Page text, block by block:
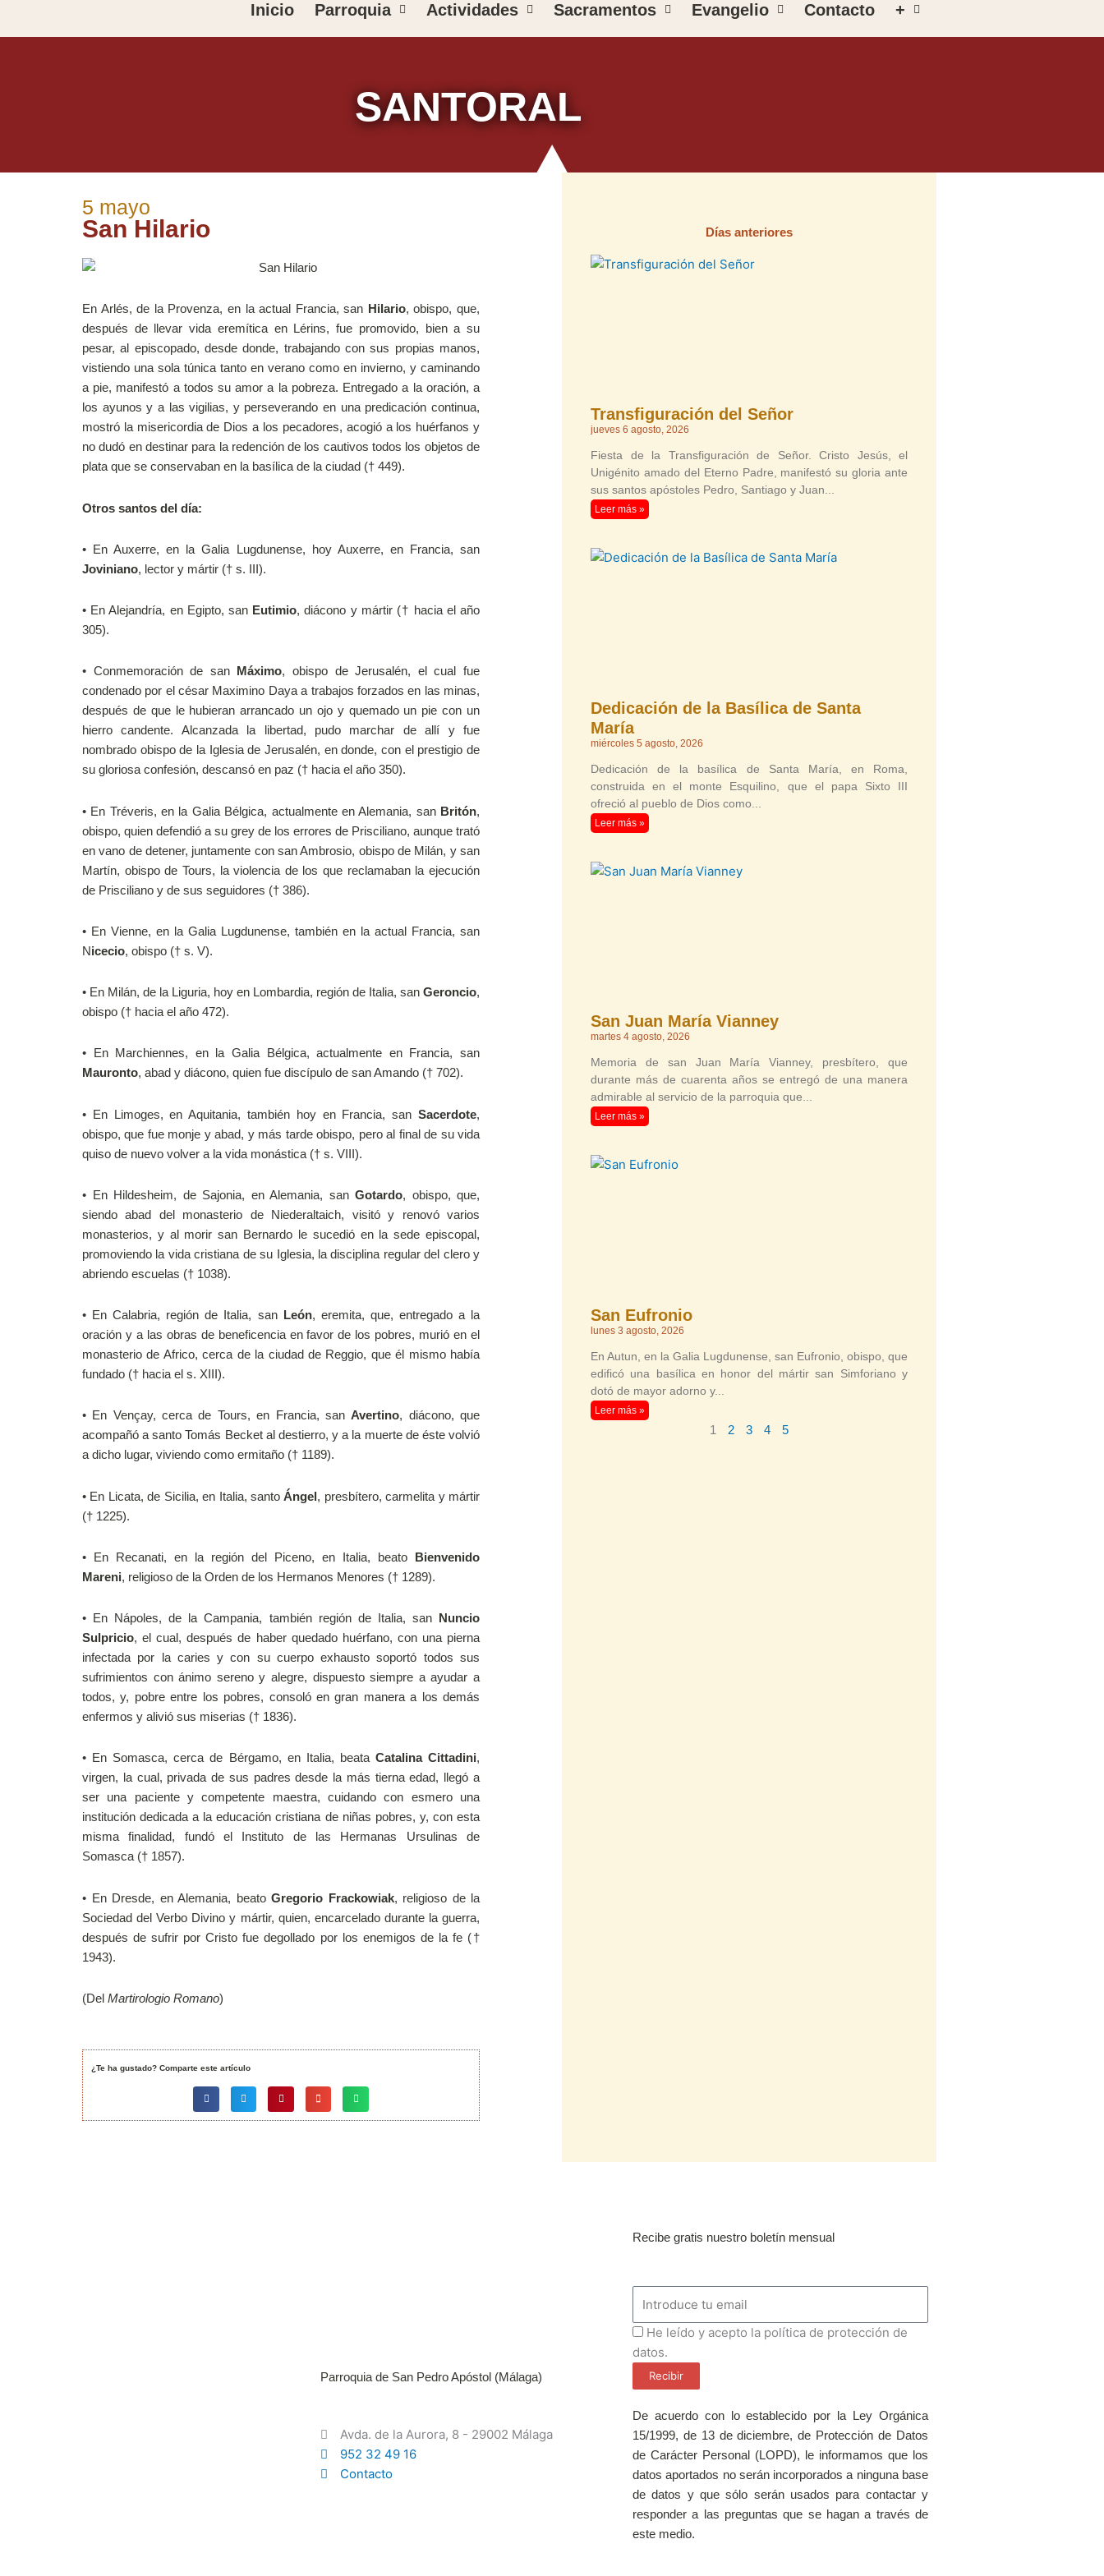
Inicio Parroquia Actividades Sacramentos Evangelio Contacto +
SANTORAL
5 mayo
San Hilario
En Arlés, de la Provenza, en la actual Francia, san Hilario, obispo, que,
después de llevar vida eremítica en Lérins, fue promovido, bien a su
pesar, al episcopado, desde donde, trabajando con sus propias manos,
vistiendo una sola túnica tanto en verano como en invierno, y caminando
a pie, manifestó a todos su amor a la pobreza. Entregado a la oración, a
los ayunos y a las vigilias, y perseverando en una predicación continua,
mostró la misericordia de Dios a los pecadores, acogió a los huérfanos y
no dudó en destinar para la redención de los cautivos todos los objetos de
plata que se conservaban en la basílica de la ciudad († 449).
Otros santos del día:
• En Auxerre, en la Galia Lugdunense, hoy Auxerre, en Francia, san
Joviniano, lector y mártir († s. III).
• En Alejandría, en Egipto, san Eutimio, diácono y mártir († hacia el año
305).
• Conmemoración de san Máximo, obispo de Jerusalén, el cual fue
condenado por el césar Maximino Daya a trabajos forzados en las minas,
después de que le hubieran arrancado un ojo y quemado un pie con un
hierro candente. Alcanzada la libertad, pudo marchar de allí y fue
nombrado obispo de la Iglesia de Jerusalén, en donde, con el prestigio de
su gloriosa confesión, descansó en paz († hacia el año 350).
• En Tréveris, en la Galia Bélgica, actualmente en Alemania, san Britón,
obispo, quien defendió a su grey de los errores de Prisciliano, aunque trató
en vano de detener, juntamente con san Ambrosio, obispo de Milán, y san
Martín, obispo de Tours, la violencia de los que reclamaban la ejecución
de Prisciliano y de sus seguidores († 386).
• En Vienne, en la Galia Lugdunense, también en la actual Francia, san
Nicecio, obispo († s. V).
• En Milán, de la Liguria, hoy en Lombardia, región de Italia, san Geroncio,
obispo († hacia el año 472).
• En Marchiennes, en la Galia Bélgica, actualmente en Francia, san
Mauronto, abad y diácono, quien fue discípulo de san Amando († 702).
• En Limoges, en Aquitania, también hoy en Francia, sanSacerdote,
obispo, que fue monje y abad, y más tarde obispo, pero al final de su vida
quiso de nuevo volver a la vida monástica († s. VIII).
• En Hildesheim, de Sajonia, en Alemania, san Gotardo, obispo, que,
siendo abad del monasterio de Niederaltaich, visitó y renovó varios
monasterios, y al morir san Bernardo le sucedió en la sede episcopal,
promoviendo la vida cristiana de su Iglesia, la disciplina regular del clero y
abriendo escuelas († 1038).
• En Calabria, región de Italia, san León, eremita, que, entregado a la
oración y a las obras de beneficencia en favor de los pobres, murió en el
monasterio de Africo, cerca de la ciudad de Reggio, que él mismo había
fundado († hacia el s. XIII).
• En Vençay, cerca de Tours, en Francia, sanAvertino, diácono, que
acompañó a santo Tomás Becket al destierro, y a la muerte de éste volvió
a dicho lugar, viviendo como ermitaño († 1189).
• En Licata, de Sicilia, en Italia, santoÁngel, presbítero, carmelita y mártir
(† 1225).
• En Recanati, en la región del Piceno, en Italia, beato Bienvenido
Mareni, religioso de la Orden de los Hermanos Menores († 1289).
• En Nápoles, de la Campania, también región de Italia, san Nuncio
Sulpricio, el cual, después de haber quedado huérfano, con una pierna
infectada por la caries y con su cuerpo exhausto soportó todos sus
sufrimientos con ánimo sereno y alegre, dispuesto siempre a ayudar a
todos, y, pobre entre los pobres, consoló en gran manera a los demás
enfermos y alivió sus miserias († 1836).
• En Somasca, cerca de Bérgamo, en Italia, beata Catalina Cittadini,
virgen, la cual, privada de sus padres desde la más tierna edad, llegó a
ser una paciente y competente maestra, cuidando con esmero una
institución dedicada a la educación cristiana de niñas pobres, y, con esta
misma finalidad, fundó el Instituto de las Hermanas Ursulinas de
Somasca († 1857).
• En Dresde, en Alemania, beato Gregorio Frackowiak, religioso de la
Sociedad del Verbo Divino y mártir, quien, encarcelado durante la guerra,
después de sufrir por Cristo fue degollado por los enemigos de la fe (†
1943).
(Del Martirologio Romano)
¿Te ha gustado? Comparte este artículo
Días anteriores
Transfiguración del Señor
jueves 6 agosto, 2026
Fiesta de la Transfiguración de Señor. Cristo Jesús, el
Unigénito amado del Eterno Padre, manifestó su gloria ante
sus santos apóstoles Pedro, Santiago y Juan
Leer más »
Dedicación de la Basílica de Santa
María
miércoles 5 agosto, 2026
Dedicación de la basílica de Santa María, en Roma,
construida en el monte Esquilino, que el papa Sixto III
ofreció al pueblo de Dios como
Leer más »
San Juan María Vianney
martes 4 agosto, 2026
Memoria de san Juan María Vianney, presbítero, que
durante más de cuarenta años se entregó de una manera
admirable al servicio de la parroquia que
Leer más »
San Eufronio
lunes 3 agosto, 2026
En Autun, en la Galia Lugdunense, san Eufronio, obispo, que
edificó una basílica en honor del mártir san Simforiano y
dotó de mayor adorno y
Leer más »
Página
1
Página
2
Página
3 4 5
Parroquia de San Pedro Apóstol (Málaga)
Avda. de la Aurora, 8 - 29002 Málaga
952 32 49 16
Contacto
Recibe gratis nuestro boletín mensual
ProteccionDatos
He leído y acepto la política de protección de
datos.
Recibir
De acuerdo con lo establecido por la Ley Orgánica
15/1999, de 13 de diciembre, de Protección de Datos
de Carácter Personal (LOPD), le informamos que los
datos aportados no serán incorporados a ninguna base
de datos y que sólo serán usados para contactar y
responder a las preguntas que se hagan a través de
este medio.